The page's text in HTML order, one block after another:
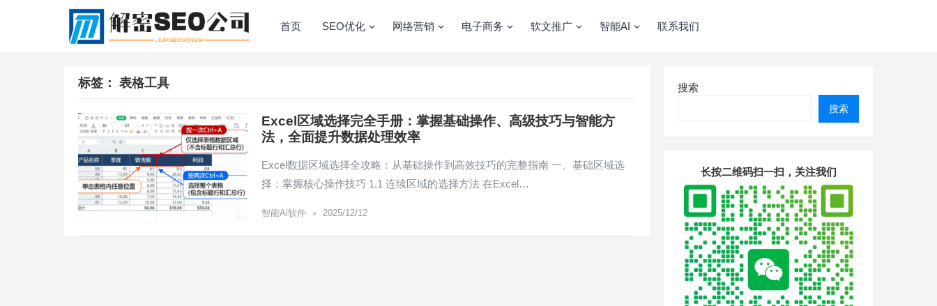
首页 SEO优化 网络营销 电子商务 软文推广 智能AI 联系我们
标签： 表格工具
Excel区域选择完全手册：掌握基础操作、高级技巧与智能方
法，全面提升数据处理效率
Excel数据区域选择全攻略：从基础操作到高效技巧的完整指南 一、基础区域选
择：掌握核心操作技巧 1.1 连续区域的选择方法 在Excel…
智能Ai软件 • 2025/12/12
搜索
搜索
长按二维码扫一扫，关注我们